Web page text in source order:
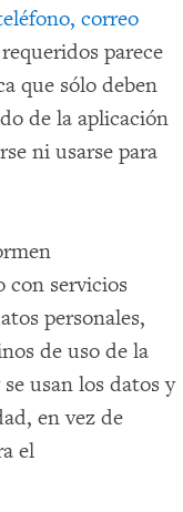
correo
parece
que sólo deben
de la aplicación
ni usarse para
con servicios
personales,
de uso de la
usan los datos y
en vez de
el